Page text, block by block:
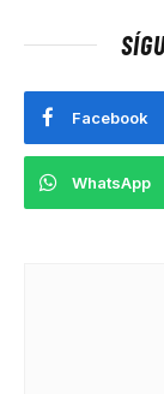
Facebook
WhatsApp